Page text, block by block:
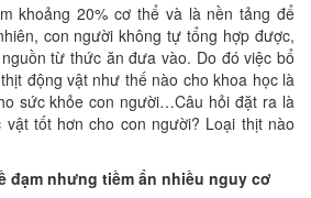
khoảng 20% cơ thể và là nền tảng để
con người không tự tổng hợp được,
từ thức ăn đưa vào. Do đó việc bổ
động vật như thế nào cho khoa học là
sức khỏe con người…Câu hỏi đặt ra là
tốt hơn cho con người? Loại thịt nào
đạm nhưng tiềm ẩn nhiều nguy cơ